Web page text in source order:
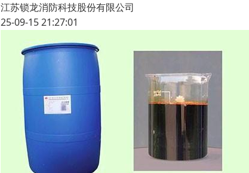
江苏锁龙消防科技股份有限公司
25-09-15 21:27:01